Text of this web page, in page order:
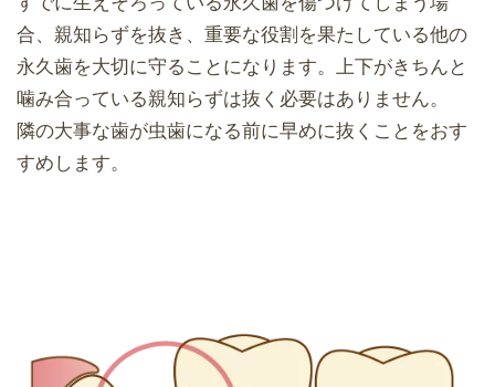
合、親知らずを抜き、重要な役割を果たしている他の
永久歯を大切に守ることになります。上下がきちんと
噛み合っている親知らずは抜く必要はありません。
隣の大事な歯が虫歯になる前に早めに抜くことをおす
すめします。